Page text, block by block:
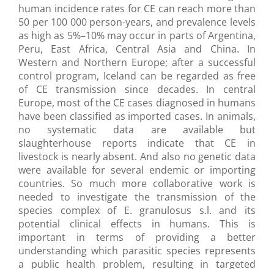
human incidence rates for CE can reach more than
50 per 100 000 person-years, and prevalence levels
as high as 5%–10% may occur in parts of Argentina,
Peru, East Africa, Central Asia and China. In
Western and Northern Europe; after a successful
control program, Iceland can be regarded as free
of CE transmission since decades. In central
Europe, most of the CE cases diagnosed in humans
have been classified as imported cases. In animals,
no systematic data are available but
slaughterhouse reports indicate that CE in
livestock is nearly absent. And also no genetic data
were available for several endemic or importing
countries. So much more collaborative work is
needed to investigate the transmission of the
species complex of E. granulosus s.l. and its
potential clinical effects in humans. This is
important in terms of providing a better
understanding which parasitic species represents
a public health problem, resulting in targeted